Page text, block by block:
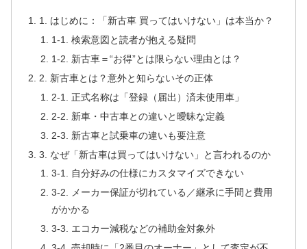
1. はじめに：「新古車 買ってはいけない」は本当か？
1-1. 検索意図と読者が抱える疑問
1-2. 新古車＝“お得”とは限らない理由とは？
2. 新古車とは？意外と知らないその正体
2-1. 正式名称は「登録（届出）済未使用車」
2-2. 新車・中古車との違いと曖昧な定義
2-3. 新古車と試乗車の違いも要注意
3. なぜ「新古車は買ってはいけない」と言われるのか
3-1. 自分好みの仕様にカスタマイズできない
3-2. メーカー保証が切れている／継承に手間と費用
がかかる
3-3. エコカー減税などの補助金対象外